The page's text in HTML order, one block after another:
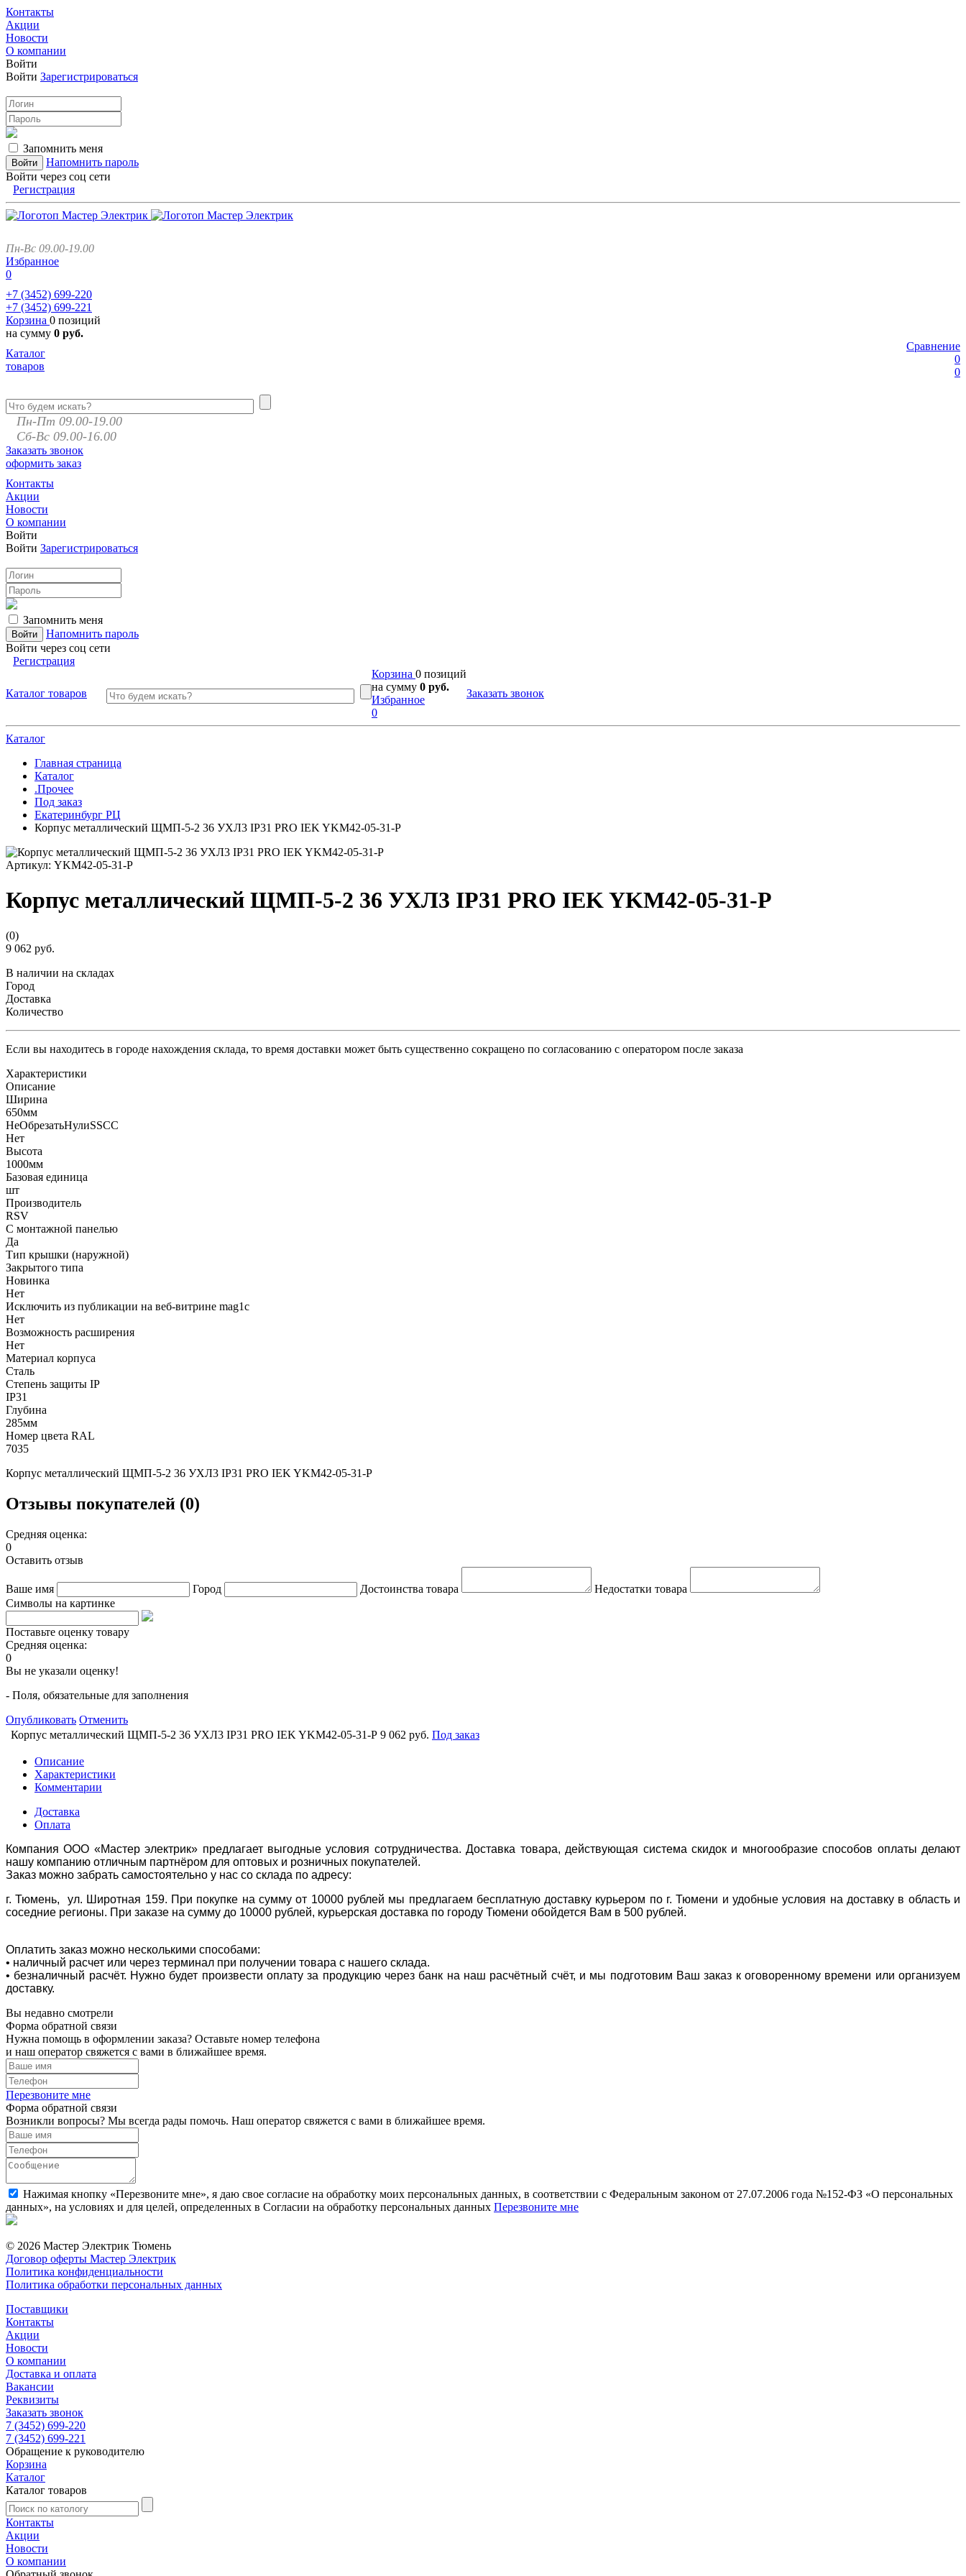
Контакты
Акции
Новости
О компании
Войти
Войти Зарегистрироваться
Запомнить меня
Напомнить пароль
Войти через соц сети
Регистрация
Пн-Вс 09.00-19.00
Избранное
0
+7 (3452) 699-220
+7 (3452) 699-221
Корзина 0 позиций
на сумму 0 руб.
Сравнение
0
0
Каталог
товаров
Пн-Пт 09.00-19.00
Сб-Вс 09.00-16.00
Заказать звонок
оформить заказ
Контакты
Акции
Новости
О компании
Войти
Войти Зарегистрироваться
Запомнить меня
Напомнить пароль
Войти через соц сети
Регистрация
Каталог товаров
Корзина 0 позиций
на сумму 0 руб.
Избранное
0
Заказать звонок
Каталог
Главная страница
Каталог
.Прочее
Под заказ
Екатеринбург РЦ
Корпус металлический ЩМП-5-2 36 УХЛ3 IP31 PRO IEK YKM42-05-31-P
Артикул: YKM42-05-31-P
Корпус металлический ЩМП-5-2 36 УХЛ3 IP31 PRO IEK YKM42-05-31-P
(0)
9 062 руб.
В наличии на складах
Город
Доставка
Количество
Если вы находитесь в городе нахождения склада, то время доставки может быть существенно сокращено по согласованию с оператором после заказа
Характеристики
Описание
Ширина
650мм
НеОбрезатьНулиSSCC
Нет
Высота
1000мм
Базовая единица
шт
Производитель
RSV
С монтажной панелью
Да
Тип крышки (наружной)
Закрытого типа
Новинка
Нет
Исключить из публикации на веб-витрине mag1c
Нет
Возможность расширения
Нет
Материал корпуса
Сталь
Степень защиты IP
IP31
Глубина
285мм
Номер цвета RAL
7035
Корпус металлический ЩМП-5-2 36 УХЛ3 IP31 PRO IEK YKM42-05-31-P
Отзывы покупателей (0)
Средняя оценка:
0
Оставить отзыв
Ваше имя Город Достоинства товара
Недостатки товара
Символы на картинке
Поставьте оценку товару
Средняя оценка:
0
Вы не указали оценку!
- Поля, обязательные для заполнения
Опубликовать Отменить
Корпус металлический ЩМП-5-2 36 УХЛ3 IP31 PRO IEK YKM42-05-31-P 9 062 руб. Под заказ
Описание
Характеристики
Комментарии
Доставка
Оплата
Компания ООО «Мастер электрик» предлагает выгодные условия сотрудничества. Доставка товара, действующая система скидок и многообразие способов оплаты делают
нашу компанию отличным партнёром для оптовых и розничных покупателей.
Заказ можно забрать самостоятельно у нас со склада по адресу:
г. Тюмень, ул. Широтная 159. При покупке на сумму от 10000 рублей мы предлагаем бесплатную доставку курьером по г. Тюмени и удобные условия на доставку в область и
соседние регионы. При заказе на сумму до 10000 рублей, курьерская доставка по городу Тюмени обойдется Вам в 500 рублей.
Оплатить заказ можно несколькими способами:
• наличный расчет или через терминал при получении товара с нашего склада.
• безналичный расчёт. Нужно будет произвести оплату за продукцию через банк на наш расчётный счёт, и мы подготовим Ваш заказ к оговоренному времени или организуем
доставку.
Вы недавно смотрели
Форма обратной связи
Нужна помощь в оформлении заказа? Оставьте номер телефона
и наш оператор свяжется с вами в ближайшее время.
Перезвоните мне
Форма обратной связи
Возникли вопросы? Мы всегда рады помочь. Наш оператор свяжется с вами в ближайшее время.
Нажимая кнопку «Перезвоните мне», я даю свое согласие на обработку моих персональных данных, в соответствии с Федеральным законом от 27.07.2006 года №152-ФЗ «О персональных
данных», на условиях и для целей, определенных в Согласии на обработку персональных данных Перезвоните мне
© 2026 Мастер Электрик Тюмень
Договор оферты Мастер Электрик
Политика конфиденциальности
Политика обработки персональных данных
Поставщики
Контакты
Акции
Новости
О компании
Доставка и оплата
Вакансии
Реквизиты
Заказать звонок
7 (3452) 699-220
7 (3452) 699-221
Обращение к руководителю
Корзина
Каталог
Каталог товаров
Контакты
Акции
Новости
О компании